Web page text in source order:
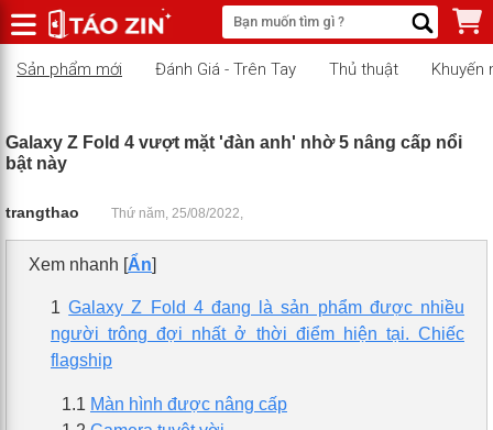
Sản phẩm mới Đánh Giá - Trên Tay Thủ thuật Khuyến
Galaxy Z Fold 4 vượt mặt 'đàn anh' nhờ 5 nâng cấp nổi
bật này
trangthao Thứ năm, 25/08/2022,
Xem nhanh [Ẩn]
1 Galaxy Z Fold 4 đang là sản phẩm được nhiều
người trông đợi nhất ở thời điểm hiện tại. Chiếc
flagship
1.1 Màn hình được nâng cấp